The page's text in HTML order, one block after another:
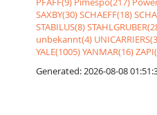
SAXBY(30)SCHAEFF(18)
STABILUS(8)
unbekannt(4)
YALE(1005)YANMAR(16)
Generated: 2026-08-08